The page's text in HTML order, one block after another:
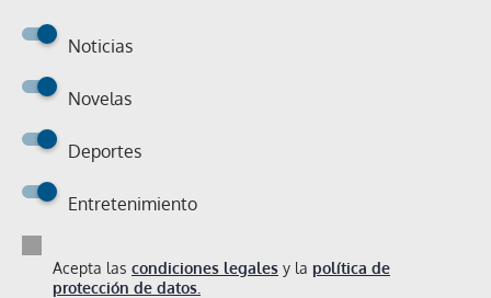
Noticias
Novelas
Deportes
Entretenimiento
Acepta las condiciones legales y la política de
protección de datos.